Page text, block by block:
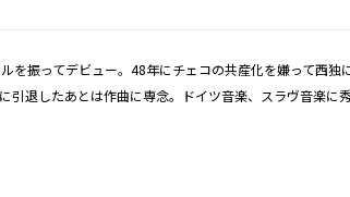
振ってデビュー。48年にチェコの共産化を嫌って西
引退したあとは作曲に専念。ドイツ音楽、スラヴ音楽に